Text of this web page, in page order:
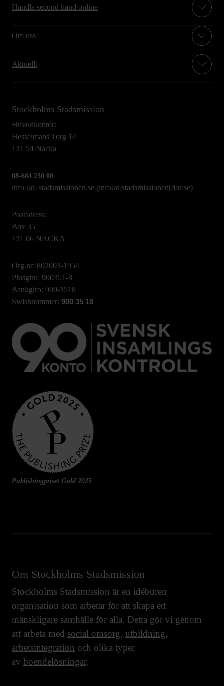
Handla second hand online
Om oss
Aktuellt
Stockholms Stadsmission
Huvudkontor:
Hesselmans Torg 14
131 54 Nacka
08-684 230 00
info [at] stadsmissionen.se (info[at]stadsmissionen[dot]se)
Postadress:
Box 35
131 06 NACKA
Org.nr: 802003-1954
Plusgiro: 900351-8
Bankgiro: 900-3518
Swishnummer: 900 35 18
Publishingpriset Guld 2025
Om Stockholms Stadsmission
Stockholms Stadsmission är en idéburen
organisation som arbetar för att skapa ett
mänskligare samhälle för alla. Detta gör vi genom
att arbeta med social omsorg, utbildning,
arbetsintegration och olika typer
av boendelösningar.